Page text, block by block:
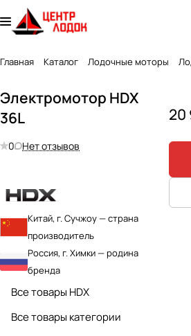
Главная Каталог Лодочные моторы
Электромотор HDX
36L
0 Нет отзывов
Китай, г. Сучжоу — страна
производитель
Россия, г. Химки — родина
бренда
Все товары HDX
Все товары категории
20